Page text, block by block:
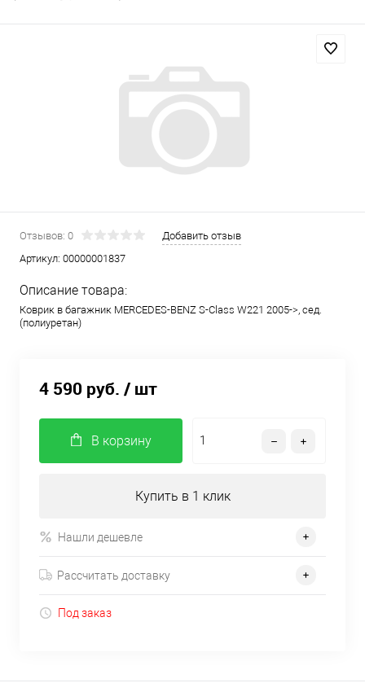
Отзывов: 0
Добавить отзыв
Артикул: 00000001837
Описание товара:
Коврик в багажник MERCEDES-BENZ S-Class W221 2005->, сед.
(полиуретан)
4 590 руб. / шт
В корзину
Купить в 1 клик
Нашли дешевле
Рассчитать доставку
Под заказ